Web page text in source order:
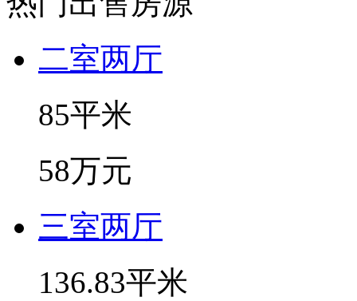
二室两厅
85平米
58万元
三室两厅
136.83平米